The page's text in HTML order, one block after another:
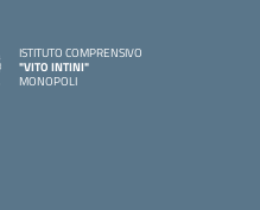
ISTITUTO COMPRENSIVO
"VITO INTINI"
MONOPOLI